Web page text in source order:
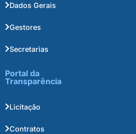
Dados Gerais
Gestores
Secretarias
Portal da
Transparência
Licitação
Contratos